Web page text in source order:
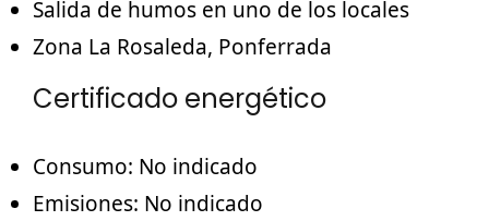
Salida de humos en uno de los locales
Zona La Rosaleda, Ponferrada
Certificado energético
Consumo: No indicado
Emisiones: No indicado